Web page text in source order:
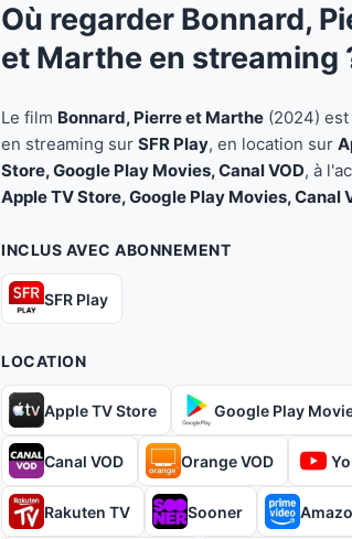
Où regarder Bonnard,
et Marthe en streaming
Le film Bonnard, Pierre et Marthe (2024)
en streaming surSFR Play, en location sur
Store, Google Play Movies, Canal VOD, à
Apple TV Store, Google Play Movies, Canal
INCLUS AVEC ABONNEMENT
SFR Play
LOCATION
Apple TV Store Google Play
Canal VOD Orange VOD
Rakuten TV Sooner